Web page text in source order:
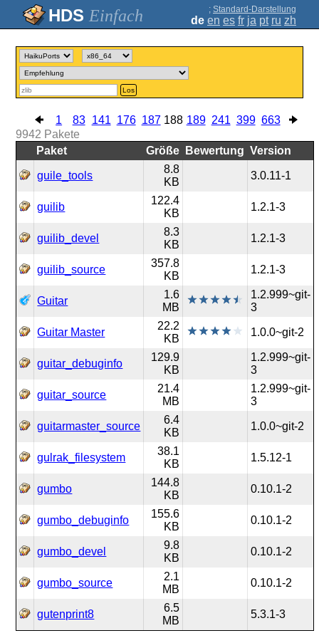
Einfach ; Standard-Darstellung
de en es fr ja pt ru zh
Los
1 83 141 176 187 188 189 241 399 663
9942 Pakete
Paket
Größe Bewertung Version
guile_tools
8.8
KB
3.0.11-1
guilib
122.4
KB
1.2.1-3
guilib_devel
8.3
KB
1.2.1-3
guilib_source
357.8
KB
1.2.1-3
Guitar
1.6
MB
1.2.999~git-
3
Guitar Master
22.2
KB
1.0.0~git-2
guitar_debuginfo
129.9
KB
1.2.999~git-
3
guitar_source
21.4
MB
1.2.999~git-
3
guitarmaster_source
6.4
KB
1.0.0~git-2
gulrak_filesystem
38.1
KB
1.5.12-1
gumbo
144.8
KB
0.10.1-2
gumbo_debuginfo
155.6
KB
0.10.1-2
gumbo_devel
9.8
KB
0.10.1-2
gumbo_source
2.1
MB
0.10.1-2
gutenprint8
6.5
MB
5.3.1-3